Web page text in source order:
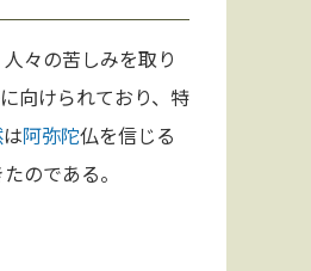
々の苦しみを取り
向けられており、特
は阿弥陀仏を信じる
のである。